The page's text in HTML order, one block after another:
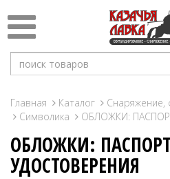
Главная Каталог
Снаряжение,
Символика
ОБЛОЖКИ:
ОБЛОЖКИ:
УДОСТОВЕРЕНИЯ